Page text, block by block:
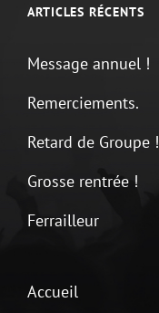
ARTICLES RÉCENTS
Message annuel !
Remerciements.
Retard de Groupe !
Grosse rentrée !
Ferrailleur
Accueil